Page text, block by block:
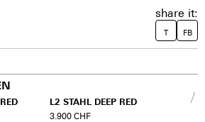
share it:
T FB
L2 STAHL DEEP RED
3.900CHF